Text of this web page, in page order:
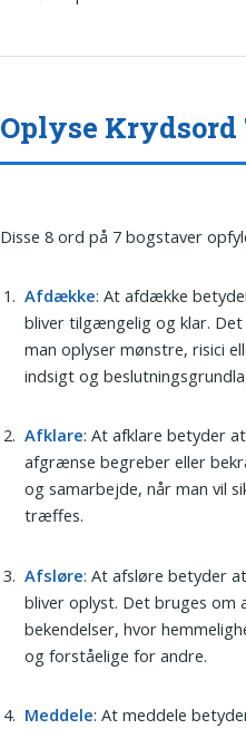
Oplyse Krydsord
Disse 8 ord på 7 bogstaver
Afdække: At afdække
bliver tilgængelig og klar.
man oplyser mønstre, risici
indsigt og
Afklare: At afklare betyder
afgrænse begreber eller
og samarbejde, når man vil
træffes.
Afsløre: At afsløre betyder
bliver oplyst. Det bruges om
bekendelser, hvor
og forståelige for andre.
Meddele: At meddele